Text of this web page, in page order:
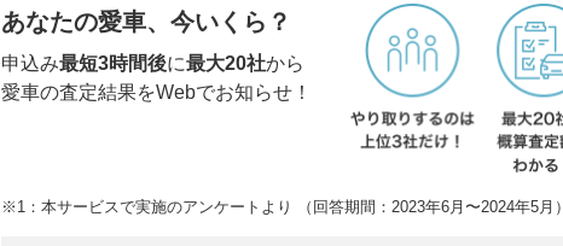
あなたの愛車、今いくら？
申込み最短3時間後に最大20社から
愛車の査定結果をWebでお知らせ！
※1：本サービスで実施のアンケートより （回答期間：2023年6月〜2024年5月）